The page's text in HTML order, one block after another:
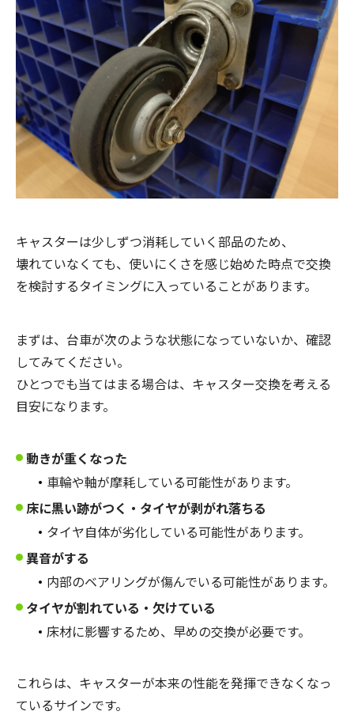
キャスターは少しずつ消耗していく部品のため、
壊れていなくても、使いにくさを感じ始めた時点で交換
を検討するタイミングに入っていることがあります。
まずは、台車が次のような状態になっていないか、確認
してみてください。
ひとつでも当てはまる場合は、キャスター交換を考える
目安になります。
動きが重くなった
車輪や軸が摩耗している可能性があります。
床に黒い跡がつく・タイヤが剥がれ落ちる
タイヤ自体が劣化している可能性があります。
異音がする
内部のベアリングが傷んでいる可能性があります。
タイヤが割れている・欠けている
床材に影響するため、早めの交換が必要です。
これらは、キャスターが本来の性能を発揮できなくなっ
ているサインです。